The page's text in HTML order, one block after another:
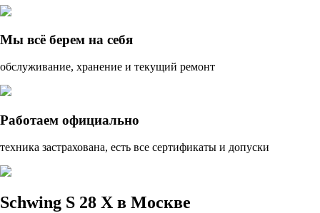
Мы всё берем на себя
обслуживание, хранение и текущий ремонт
Работаем официально
техника застрахована, есть все сертификаты и допуски
Schwing S 28 X в Москве